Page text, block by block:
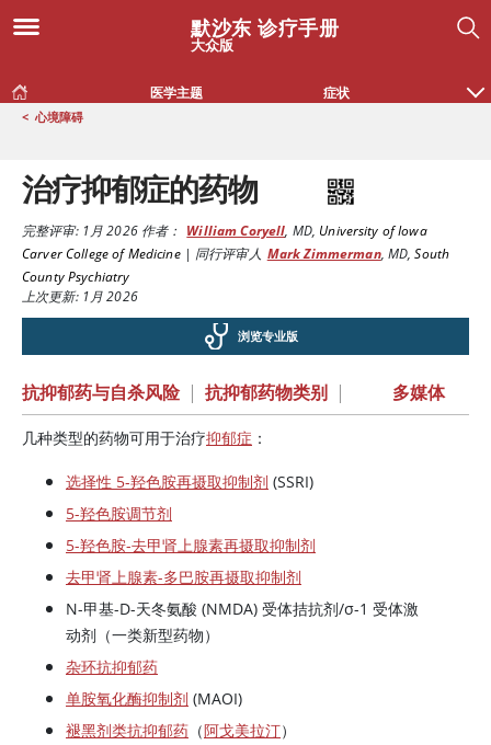
默沙东 诊疗手册
大众版
医学主题 症状
< 心境障碍
治疗抑郁症的药物
完整评审:1月 2026作者： William Coryell, MD, University of Iowa
Carver College of Medicine| 同行评审人 Mark Zimmerman, MD,South
County Psychiatry
上次更新: 1月 2026
浏览专业版
抗抑郁药与自杀风险 | 抗抑郁药物类别 | 多媒体
几种类型的药物可用于治疗抑郁症 ：
选择性 5-羟色胺再摄取抑制剂 (SSRI)
5-羟色胺调节剂
5-羟色胺-去甲肾上腺素再摄取抑制剂
去甲肾上腺素-多巴胺再摄取抑制剂
N-甲基-D-天冬氨酸 (NMDA) 受体拮抗剂/σ-1 受体激
动剂（一类新型药物）
杂环抗抑郁药
单胺氧化酶抑制剂 (MAOI)
褪黑剂类抗抑郁药 （阿戈美拉汀）